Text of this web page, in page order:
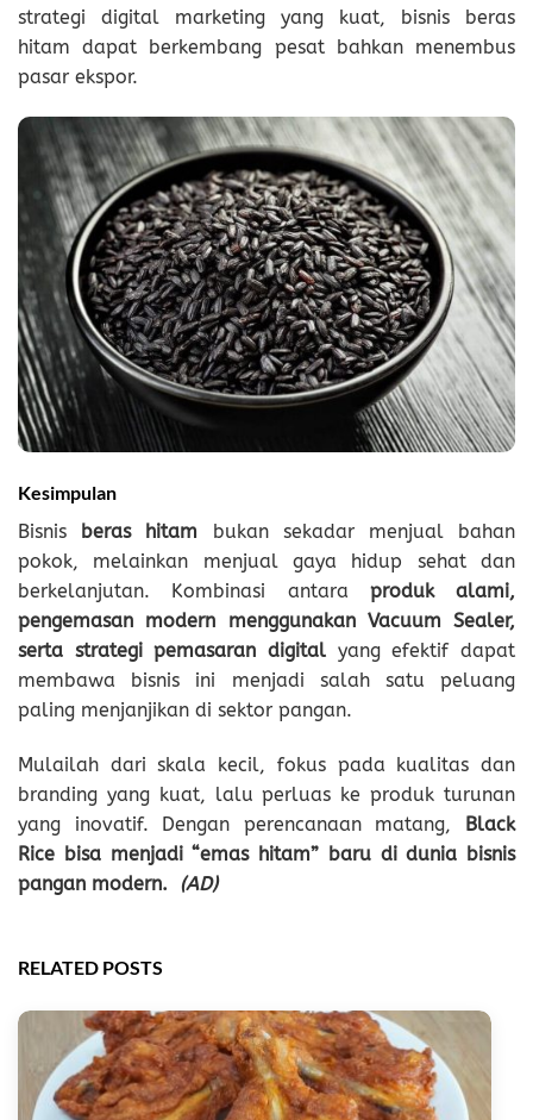
strategi digital marketing yang kuat, bisnis beras
hitam dapat berkembang pesat bahkan menembus
pasar ekspor.
Kesimpulan
Bisnis beras hitam bukan sekadar menjual bahan
pokok, melainkan menjual gaya hidup sehat dan
berkelanjutan. Kombinasi antara produk alami,
pengemasan modern menggunakan Vacuum Sealer,
serta strategi pemasaran digital yang efektif dapat
membawa bisnis ini menjadi salah satu peluang
paling menjanjikan di sektor pangan.
Mulailah dari skala kecil, fokus pada kualitas dan
branding yang kuat, lalu perluas ke produk turunan
yang inovatif. Dengan perencanaan matang, Black
Rice bisa menjadi “emas hitam” baru di dunia bisnis
pangan modern. (AD)
RELATED POSTS